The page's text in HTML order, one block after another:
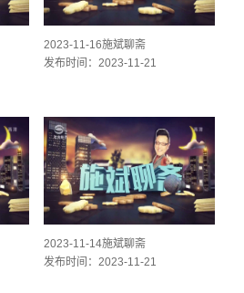
2023-11-16施斌聊斋
发布时间：2023-11-21
2023-11-14施斌聊斋
发布时间：2023-11-21